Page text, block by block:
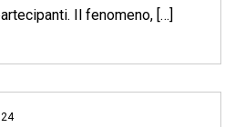
Il fenomeno, […]